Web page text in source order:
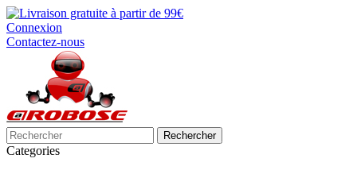
Connexion
Contactez-nous
Rechercher
Categories